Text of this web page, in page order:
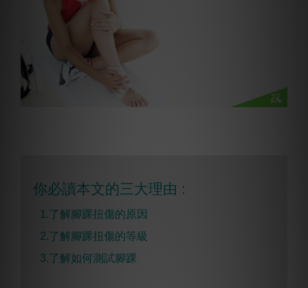
你必讀本文的三大理由 :
1.了解腳踝扭傷的原因
2.了解腳踝扭傷的等級
3.了解如何測試腳踝